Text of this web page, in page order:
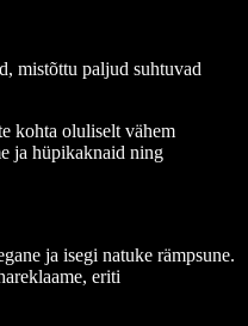
mistõttu paljud suhtuvad
kohta oluliselt vähem
ja hüpikaknaid ning
ja isegi natuke rämpsune.
eriti